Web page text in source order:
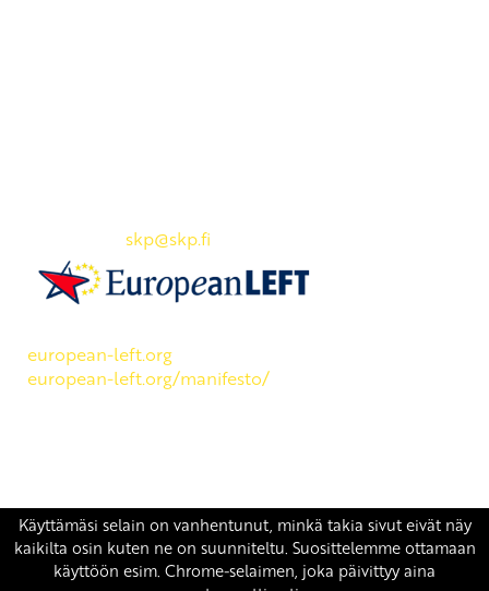
skp@skp.fi
european-left.org
european-left.org/manifesto/
Copyright 2026 © SKP| Tietosuojaseloste